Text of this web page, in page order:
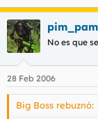
No es que
28 Feb 2006
Big Boss rebuznó: